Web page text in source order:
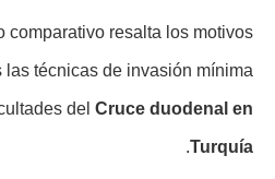
comparativo resalta los motivos
las técnicas de invasión mínima
del Cruce duodenal en
Turquía
.